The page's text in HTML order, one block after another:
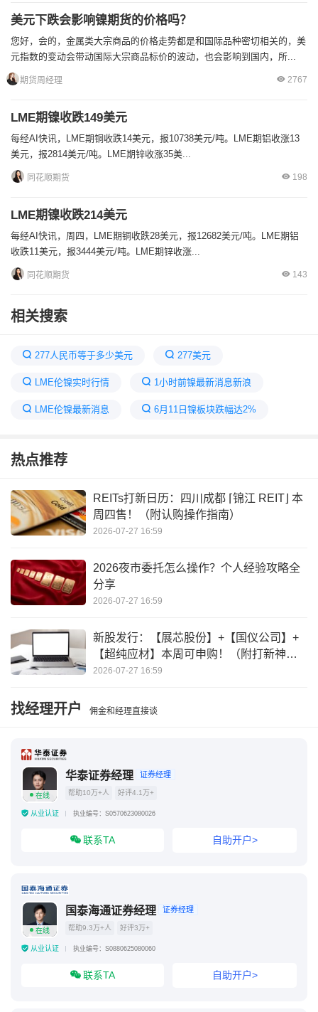
美元下跌会影响镍期货的价格吗？
您好，会的，金属类大宗商品的价格走势都是和国际品种密切相关的，美
元指数的变动会带动国际大宗商品标价的波动，也会影响到国内，所...
期货周经理 2767
LME期镍收跌149美元
每经AI快讯，LME期铜收跌14美元，报10738美元/吨。LME期铝收涨13
美元，报2814美元/吨。LME期锌收涨35美...
同花顺期货 198
LME期镍收跌214美元
每经AI快讯，周四，LME期铜收跌28美元，报12682美元/吨。LME期铝
收跌11美元，报3444美元/吨。LME期锌收涨...
同花顺期货 143
相关搜索
277人民币等于多少美元 277美元
LME伦镍实时行情 1小时前镍最新消息新浪
LME伦镍最新消息 6月11日镍板块跌幅达2%
镍最新消息
lme镍价格实时行情 镍价格走势图
热点推荐
REITs打新日历：四川成都 ⌈锦江 REIT⌋ 本
周四售！（附认购操作指南）
2026-07-27 16:59
2026夜市委托怎么操作？个人经验攻略全
分享
2026-07-27 16:59
新股发行：【展芯股份】+【国仪公司】+
【超纯应材】本周可申购！（附打新神
器）
2026-07-27 16:59
找经理开户 佣金和经理直接谈
在线
华泰证券经理 证券经理
帮助10万+人 好评4.1万+
从业认证 执业编号：S0570623080026
联系TA 自助开户>
在线
国泰海通证券经理 证券经理
帮助9.3万+人 好评3万+
从业认证 执业编号：S0880625080060
联系TA 自助开户>